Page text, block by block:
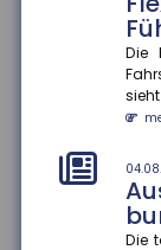
Die
Die
Die